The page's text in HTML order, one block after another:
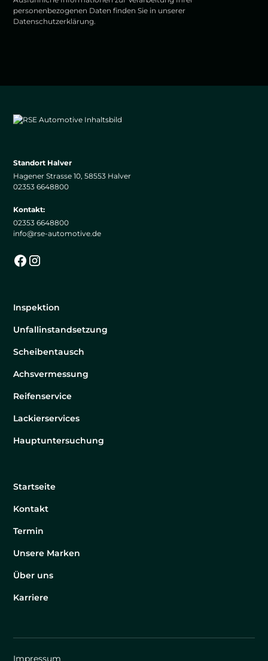
personenbezogenen Daten finden Sie in unserer
Datenschutzerklärung.
Standort Halver
Hagener Strasse 10, 58553 Halver
02353 6648800
Kontakt:
02353 6648800
info@rse-automotive.de
Inspektion
Unfallinstandsetzung
Scheibentausch
Achsvermessung
Reifenservice
Lackierservices
Hauptuntersuchung
Startseite
Kontakt
Termin
Unsere Marken
Über uns
Karriere
Impressum